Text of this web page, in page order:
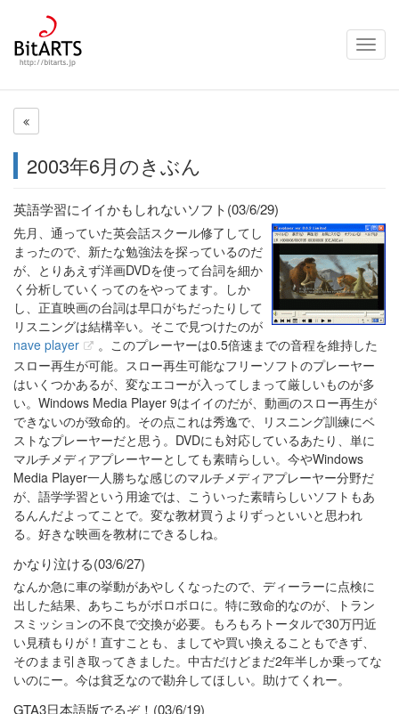
2003年6月のきぶん
英語学習にイイかもしれないソフト(03/6/29)
先月、通っていた英会話スクール修了してし
まったので、新たな勉強法を探っているのだ
が、とりあえず洋画DVDを使って台詞を細か
く分析していくってのをやってます。しか
し、正直映画の台詞は早口がちだったりして
リスニングは結構辛い。そこで見つけたのが
nave player
。このプレーヤーは0.5倍速までの音程を維持した
スロー再生が可能。スロー再生可能なフリーソフトのプレーヤー
はいくつかあるが、変なエコーが入ってしまって厳しいものが多
い。Windows Media Player 9はイイのだが、動画のスロー再生が
できないのが致命的。その点これは秀逸で、リスニング訓練にベ
ストなプレーヤーだと思う。DVDにも対応しているあたり、単に
マルチメディアプレーヤーとしても素晴らしい。今やWindows
Media Player一人勝ちな感じのマルチメディアプレーヤー分野だ
が、語学学習という用途では、こういった素晴らしいソフトもあ
るんんだよってことで。変な教材買うよりずっといいと思われ
る。好きな映画を教材にできるしね。
かなり泣ける(03/6/27)
なんか急に車の挙動があやしくなったので、ディーラーに点検に
出した結果、あちこちがボロボロに。特に致命的なのが、トラン
スミッションの不良で交換が必要。もろもろトータルで30万円近
い見積もりが！直すことも、ましてや買い換えることもできず、
そのまま引き取ってきました。中古だけどまだ2年半しか乗ってな
いのにー。今は貧乏なので勘弁してほしい。助けてくれー。
GTA3日本語版でるぞ！(03/6/19)